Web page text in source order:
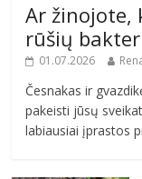
Ar žinojote,
rūšių
01.07.2026
Česnakas ir
pakeisti jūsų
labiausiai įprastos